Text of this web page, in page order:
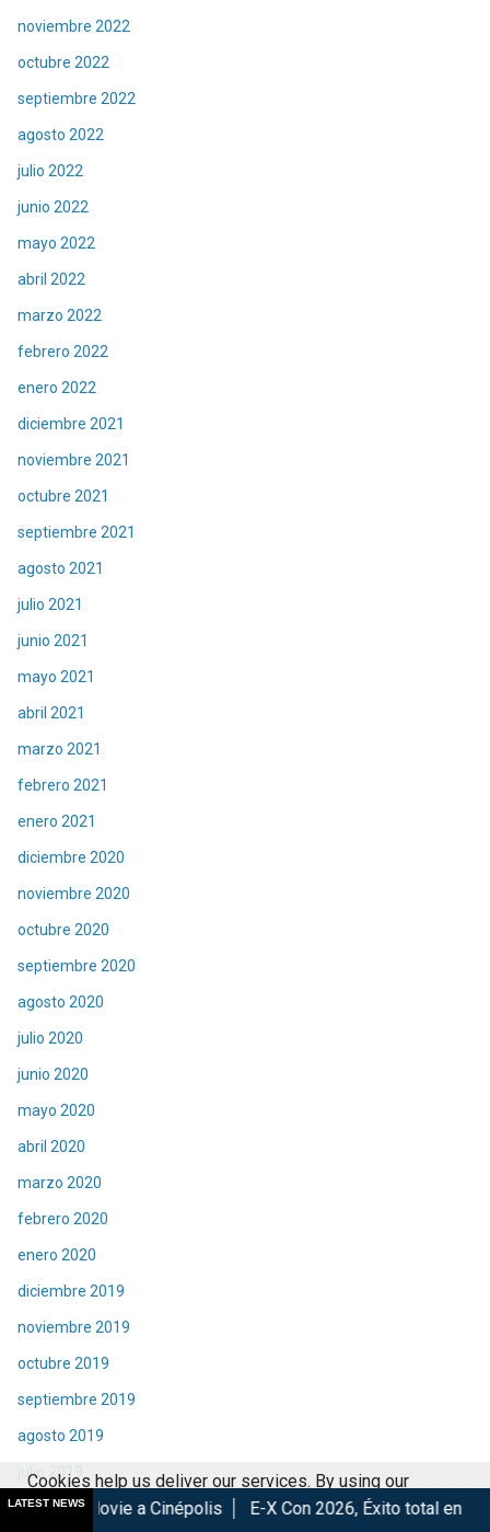
noviembre 2022
octubre 2022
septiembre 2022
agosto 2022
julio 2022
junio 2022
mayo 2022
abril 2022
marzo 2022
febrero 2022
enero 2022
diciembre 2021
noviembre 2021
octubre 2021
septiembre 2021
agosto 2021
julio 2021
junio 2021
mayo 2021
abril 2021
marzo 2021
febrero 2021
enero 2021
diciembre 2020
noviembre 2020
octubre 2020
septiembre 2020
agosto 2020
julio 2020
junio 2020
mayo 2020
abril 2020
marzo 2020
febrero 2020
enero 2020
diciembre 2019
noviembre 2019
octubre 2019
septiembre 2019
agosto 2019
julio 2019
junio 2019
LATEST NEWS
Cinépolis E-X Con 2026, Éxito total en la convención.
Cookies help us deliver our services. By using our
services, you agree to our use of cookies.
Got it